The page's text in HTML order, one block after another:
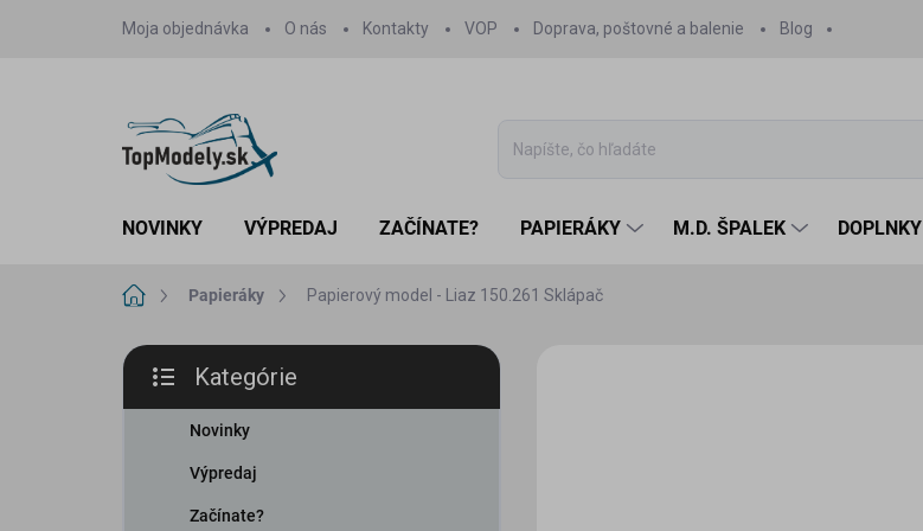
Moja objednávka O nás Kontakty VOP Doprava, poštovné a balenie Blog
NOVINKY VÝPREDAJ ZAČÍNATE? PAPIERÁKY M.D. ŠPALEK DOPLNKY
DomovPapieráky Papierový model - Liaz 150.261 Sklápač
B
č
kategórie
Kategórie
Novinky
Výpredaj
Začínate?